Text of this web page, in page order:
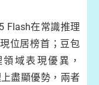
Flash在常識推理
位居榜首；豆包
域表現優異，
盡顯優勢，兩者